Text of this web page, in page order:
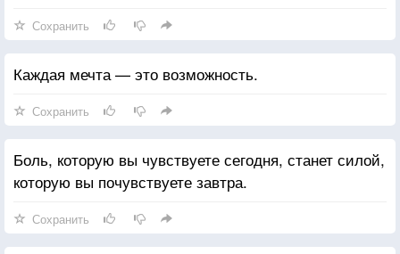
Сохранить
Каждая мечта — это возможность.
Сохранить
Боль, которую вы чувствуете сегодня, станет силой,
которую вы почувствуете завтра.
Сохранить